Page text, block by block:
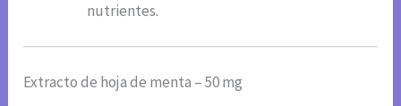
nutrientes.
Extracto de hoja de menta – 50 mg